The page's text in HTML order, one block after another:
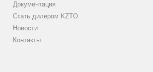
Документация
Стать дилером KZTO
Новости
Контакты